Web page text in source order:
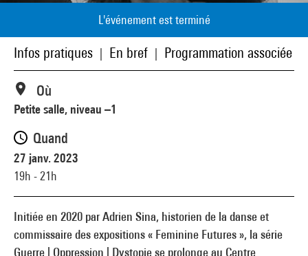
L'événement est terminé
Infos pratiques En bref Programmation associée
Initiée en 2020 par Adrien Sina, historien de la danse et
commissaire des expositions « Feminine Futures », la série
Guerre | Oppression | Dystopie se prolonge au Centre
Où
Petite salle, niveau –1
Quand
27 janv. 2023
19h - 21h